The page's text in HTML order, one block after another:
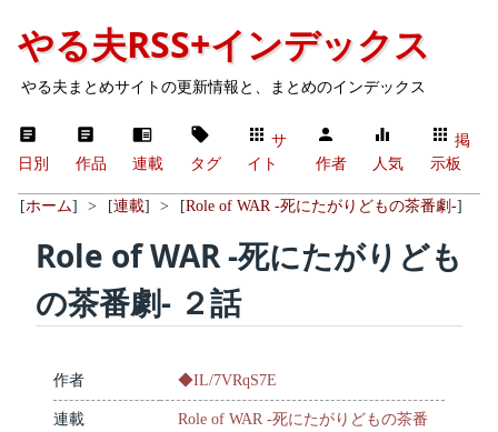
やる夫RSS+インデックス
やる夫まとめサイトの更新情報と、まとめのインデックス
日別 作品 連載 タグ
サ
イト
作者 人気
掲
示板
[ホーム] > [連載] > [Role of WAR -死にたがりどもの茶番劇-]
Role of WAR -死にたがりども
の茶番劇- ２話
作者 ◆IL/7VRqS7E
連載
Role of WAR -死にたがりどもの茶番